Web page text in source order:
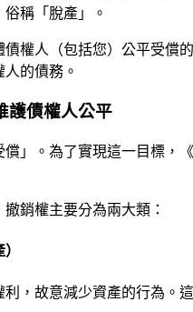
稱「脫產」。
債權人（包括您）公平受
的債務。
護債權人公平
」。為了實現這一目標，
銷權主要分為兩大類：
，故意減少資產的行為。